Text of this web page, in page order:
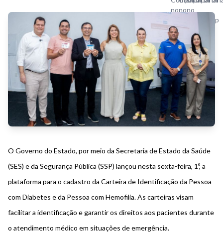
O Governo do Estado, por meio da Secretaria de Estado da Saúde
(SES) e da Segurança Pública (SSP) lançou nesta sexta-feira, 1º, a
plataforma para o cadastro da Carteira de Identificação da Pessoa
com Diabetes e da Pessoa com Hemofilia. As carteiras visam
facilitar a identificação e garantir os direitos aos pacientes durante
o atendimento médico em situações de emergência.